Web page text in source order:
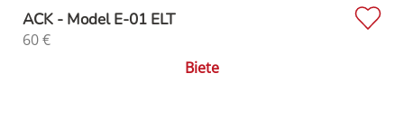
ACK - Model E-01 ELT
60€
Biete